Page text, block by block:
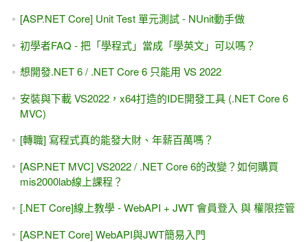
[ASP.NET Core] Unit Test 單元測試 - NUnit動手做
初學者FAQ - 把「學程式」當成「學英文」可以嗎？
想開發.NET 6 / .NET Core 6 只能用 VS 2022
安裝與下載 VS2022，x64打造的IDE開發工具 (.NET Core 6
MVC)
[轉職] 寫程式真的能發大財、年薪百萬嗎？
[ASP.NET MVC] VS2022 / .NET Core 6的改變？如何購買
mis2000lab線上課程？
[.NET Core]線上教學 - WebAPI + JWT 會員登入 與 權限控管
[ASP.NET Core] WebAPI與JWT簡易入門